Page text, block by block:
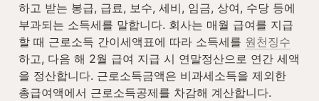
하고 받는 봉급, 급료, 보수, 세비, 임금, 상여, 수당 등에
부과되는 소득세를 말합니다. 회사는 매월 급여를 지급
할 때 근로소득 간이세액표에 따라 소득세를 원천징수
하고, 다음 해 2월 급여 지급 시 연말정산으로 연간 세액
을 정산합니다. 근로소득금액은 비과세소득을 제외한
총급여액에서 근로소득공제를 차감해 계산합니다.